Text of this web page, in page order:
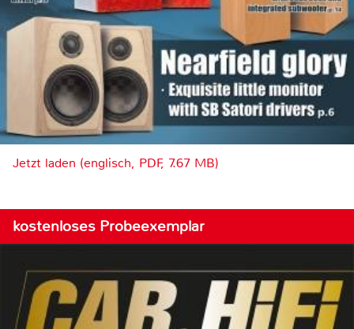
Jetzt laden (englisch, PDF, 7.67 MB)
kostenloses Probeexemplar